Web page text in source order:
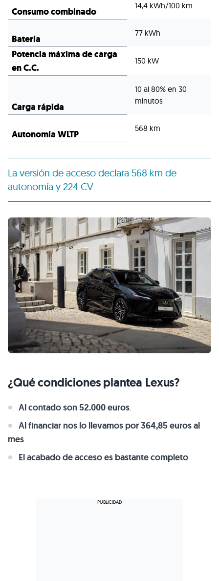
Consumo combinado
14,4 kWh/100 km
Batería
77 kWh
Potencia máxima de carga
en C.C.
150 kW
Carga rápida
10 al 80% en 30
minutos
Autonomía WLTP
568 km
La versión de acceso declara 568 km de
autonomía y 224 CV
¿Qué condiciones plantea Lexus?
Al contado son 52.000 euros
Al financiar nos lo llevamos por 364,85 euros al
mes
El acabado de acceso es bastante completo